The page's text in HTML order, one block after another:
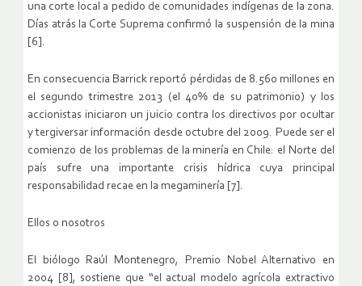
una corte local a pedido de comunidades indígenas de la zona.
Días atrás la Corte Suprema confirmó la suspensión de la mina
[6].
En consecuencia Barrick reportó pérdidas de 8.560 millones en
el segundo trimestre 2013 (el 40% de su patrimonio) y los
accionistas iniciaron un juicio contra los directivos por ocultar
y tergiversar información desde octubre del 2009. Puede ser el
comienzo de los problemas de la minería en Chile: el Norte del
país sufre una importante crisis hídrica cuya principal
responsabilidad recae en la megaminería [7].
Ellos o nosotros
El biólogo Raúl Montenegro, Premio Nobel Alternativo en
2004 [8], sostiene que “el actual modelo agrícola extractivo